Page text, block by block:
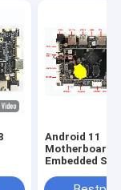
Android 11
Motherboard
Embedded
für